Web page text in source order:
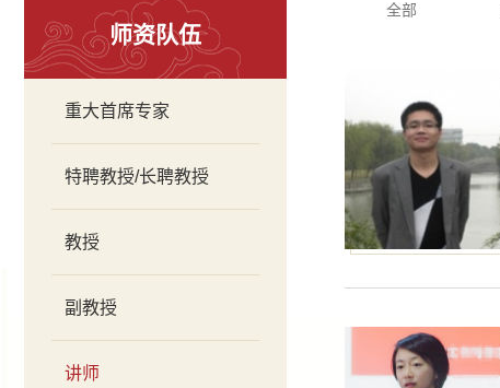
师资队伍
重大首席专家
特聘教授/长聘教授
教授
副教授
讲师
全部